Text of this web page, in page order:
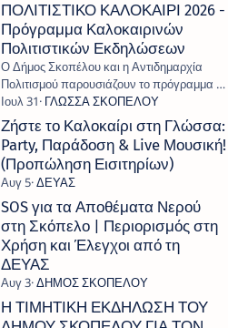
ΠΟΛΙΤΙΣΤΙΚΟ ΚΑΛΟΚΑΙΡΙ 2026 -
Πρόγραμμα Καλοκαιρινών
Πολιτιστικών Εκδηλώσεων
Ο Δήμος Σκοπέλου και η Αντιδημαρχία
Πολιτισμού παρουσιάζουν το πρόγραμμα «
Πολιτιστικό Καλοκαίρι 2026 », ένα πλούσιο
και πολυσυλλεκτικό πρόγραμμα εκδ…
Ζήστε το Καλοκαίρι στη Γλώσσα:
Party, Παράδοση & Live Μουσική!
(Προπώληση Εισιτηρίων)
SOS για τα Αποθέματα Νερού
στη Σκόπελο | Περιορισμός στη
Χρήση και Έλεγχοι από τη
ΔΕΥΑΣ
Η ΤΙΜΗΤΙΚΗ ΕΚΔΗΛΩΣΗ ΤΟΥ